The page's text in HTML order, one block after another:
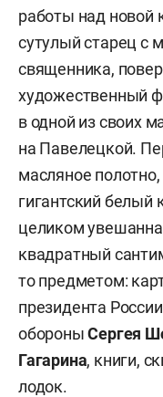
работы над новой
сутулый старец с
священника,
художественный
в одной из своих
на Павелецкой.
масляное
гигантский белый
целиком
квадратный
то предметом:
президента России
обороныСергея
Гагарина, книги,
лодок.